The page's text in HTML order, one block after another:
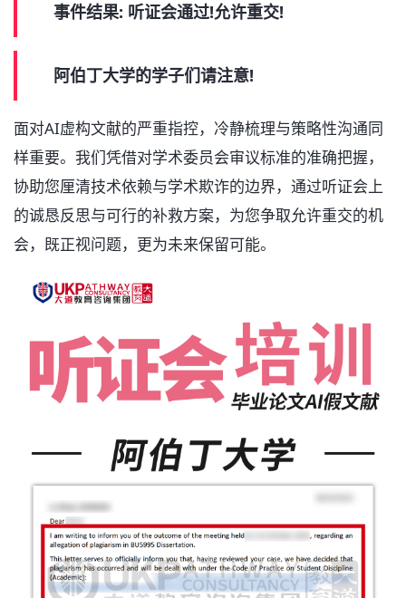
事件结果: 听证会通过!允许重交!
阿伯丁大学的学子们请注意!
面对AI虚构文献的严重指控，冷静梳理与策略性沟通同
样重要。我们凭借对学术委员会审议标准的准确把握，
协助您厘清技术依赖与学术欺诈的边界，通过听证会上
的诚恳反思与可行的补救方案，为您争取允许重交的机
会，既正视问题，更为未来保留可能。